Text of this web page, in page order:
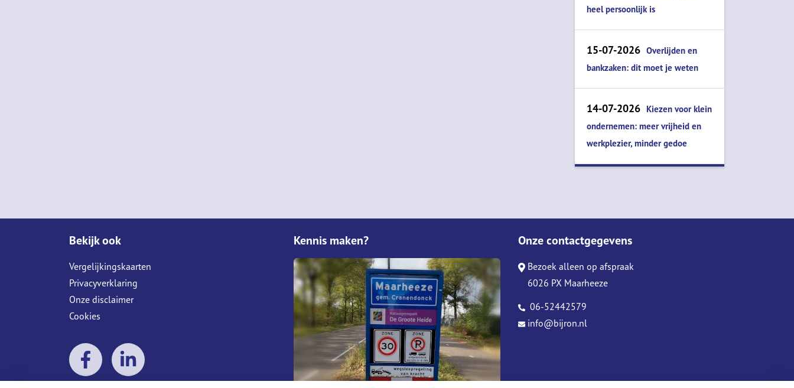
heel persoonlijk is
15-07-2026 Overlijden en
bankzaken: dit moet je weten
14-07-2026 Kiezen voor klein
ondernemen: meer vrijheid en
werkplezier, minder gedoe
Bekijk ook
Vergelijkingskaarten
Privacyverklaring
Onze disclaimer
Cookies
Kennis maken? Onze contactgegevens
Bezoek alleen op afspraak
6026 PX Maarheeze
06-52442579
info@bijron.nl